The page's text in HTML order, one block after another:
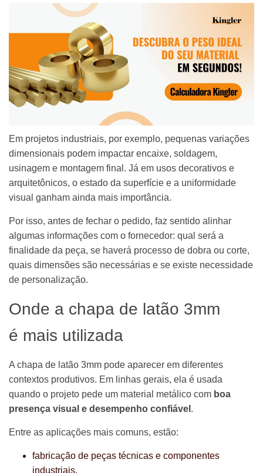
Em projetos industriais, por exemplo, pequenas variações
dimensionais podem impactar encaixe, soldagem,
usinagem e montagem final. Já em usos decorativos e
arquitetônicos, o estado da superfície e a uniformidade
visual ganham ainda mais importância.
Por isso, antes de fechar o pedido, faz sentido alinhar
algumas informações com o fornecedor: qual será a
finalidade da peça, se haverá processo de dobra ou corte,
quais dimensões são necessárias e se existe necessidade
de personalização.
Onde a chapa de latão 3mm
é mais utilizada
A chapa de latão 3mm pode aparecer em diferentes
contextos produtivos. Em linhas gerais, ela é usada
quando o projeto pede um material metálico com boa
presença visual e desempenho confiável .
Entre as aplicações mais comuns, estão:
fabricação de peças técnicas e componentes
industriais,